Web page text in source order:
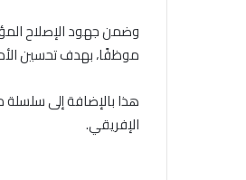
موظفًا، بهدف تحسين
هذا بالإضافة إلى سلسلة
الإفريقي.